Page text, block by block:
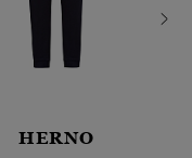
HERNO